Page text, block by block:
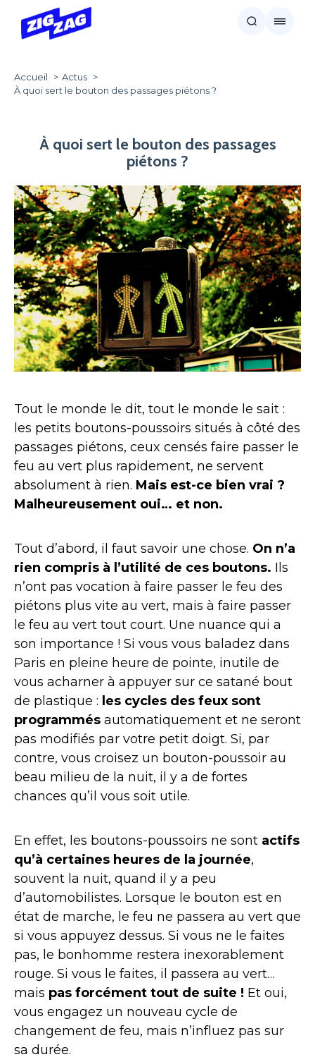
Accueil
Actus
À quoi sert le bouton des passages piétons ?
À quoi sert le bouton des passages
piétons ?
Tout le monde le dit, tout le monde le sait :
les petits boutons-poussoirs situés à côté des
passages piétons, ceux censés faire passer le
feu au vert plus rapidement, ne servent
absolument à rien. Mais est-ce bien vrai ?
Malheureusement oui… et non.
Tout d’abord, il faut savoir une chose. On n’a
rien compris à l’utilité de ces boutons. Ils
n’ont pas vocation à faire passer le feu des
piétons plus vite au vert, mais à faire passer
le feu au vert tout court. Une nuance qui a
son importance ! Si vous vous baladez dans
Paris en pleine heure de pointe, inutile de
vous acharner à appuyer sur ce satané bout
de plastique : les cycles des feux sont
programmés automatiquement et ne seront
pas modifiés par votre petit doigt. Si, par
contre, vous croisez un bouton-poussoir au
beau milieu de la nuit, il y a de fortes
chances qu’il vous soit utile.
En effet, les boutons-poussoirs ne sont actifs
qu’à certaines heures de la journée,
souvent la nuit, quand il y a peu
d’automobilistes. Lorsque le bouton est en
état de marche, le feu ne passera au vert que
si vous appuyez dessus. Si vous ne le faites
pas, le bonhomme restera inexorablement
rouge. Si vous le faites, il passera au vert…
mais pas forcément tout de suite ! Et oui,
vous engagez un nouveau cycle de
changement de feu, mais n’influez pas sur
sa durée.